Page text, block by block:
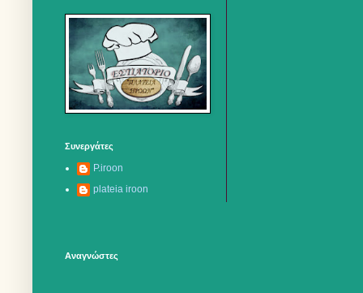
Συνεργάτες
P.iroon
plateia iroon
Αναγνώστες